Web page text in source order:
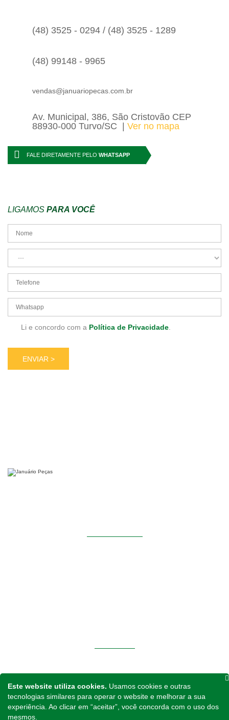
(48) 3525 - 0294 / (48) 3525 - 1289
(48) 99148 - 9965
vendas@januariopecas.com.br
Av. Municipal, 386, São Cristovão CEP
88930-000 Turvo/SC
Ver no mapa
FALE DIRETAMENTE PELO WHATSAPP
LIGAMOS PARA VOCÊ
Li e concordo com a Política de Privacidade
Implementos
Peças para Reposição
Fone
Este website utiliza cookies. Usamos cookies e outras
tecnologias similares para operar o website e melhorar a sua
experiência. Ao clicar em “aceitar”, você concorda com o uso dos
mesmos.